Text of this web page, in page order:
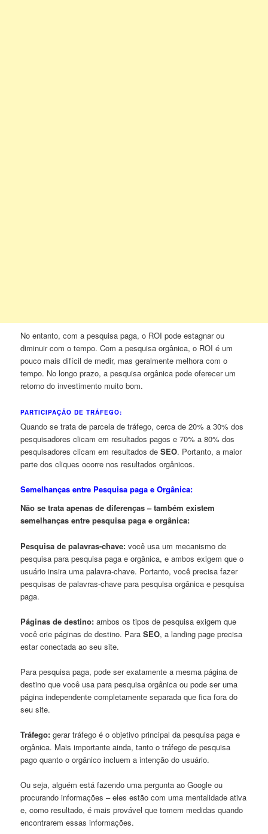
No entanto, com a pesquisa paga, o ROI pode estagnar ou
diminuir com o tempo. Com a pesquisa orgânica, o ROI é um
pouco mais difícil de medir, mas geralmente melhora com o
tempo. No longo prazo, a pesquisa orgânica pode oferecer um
retorno do investimento muito bom.
PARTICIPAÇÃO DE TRÁFEGO:
Quando se trata de parcela de tráfego, cerca de 20% a 30% dos
pesquisadores clicam em resultados pagos e 70% a 80% dos
pesquisadores clicam em resultados deSEO. Portanto, a maior
parte dos cliques ocorre nos resultados orgânicos.
Semelhanças entre Pesquisa paga e Orgânica:
Não se trata apenas de diferenças – também existem
semelhanças entre pesquisa paga e orgânica:
Pesquisa de palavras-chave: você usa um mecanismo de
pesquisa para pesquisa paga e orgânica, e ambos exigem que o
usuário insira uma palavra-chave. Portanto, você precisa fazer
pesquisas de palavras-chave para pesquisa orgânica e pesquisa
paga.
Páginas de destino: ambos os tipos de pesquisa exigem que
você crie páginas de destino. ParaSEO, a landing page precisa
estar conectada ao seu site.
Para pesquisa paga, pode ser exatamente a mesma página de
destino que você usa para pesquisa orgânica ou pode ser uma
página independente completamente separada que fica fora do
seu site.
Tráfego: gerar tráfego é o objetivo principal da pesquisa paga e
orgânica. Mais importante ainda, tanto o tráfego de pesquisa
pago quanto o orgânico incluem a intenção do usuário.
Ou seja, alguém está fazendo uma pergunta ao Google ou
procurando informações – eles estão com uma mentalidade ativa
e, como resultado, é mais provável que tomem medidas quando
encontrarem essas informações.